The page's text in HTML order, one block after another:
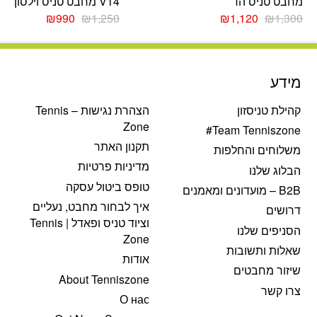
₪1,300
המחיר
היה:
₪1,120
המחיר
הוא:
₪1,250
המחיר
היה:
₪990 המחיר
הוא:
מידע
קהילת טניסזון
Team Tenniszone#
משלוחים והחלפות
הבלוג שלנו
B2B – מועדונים ומאמנים
דרושים
הסניפים שלנו
שאלות ותשובות
שיזור מחבטים
צרו קשר
הצהרת נגישות – Tennis
Zone
תקנון האתר
מדיניות פרטיות
טופס ביטול עסקה
איך לבחור מחבט, נעליים
וציוד טניס ופאדל | Tennis
Zone
אודות
About Tenniszone
О нас